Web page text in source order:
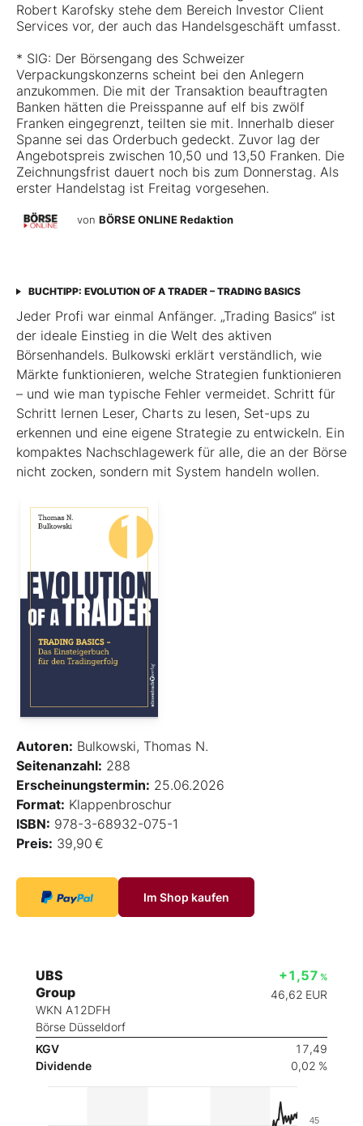
Robert Karofsky stehe dem Bereich Investor Client
Services vor, der auch das Handelsgeschäft umfasst.
* SIG: Der Börsengang des Schweizer
Verpackungskonzerns scheint bei den Anlegern
anzukommen. Die mit der Transaktion beauftragten
Banken hätten die Preisspanne auf elf bis zwölf
Franken eingegrenzt, teilten sie mit. Innerhalb dieser
Spanne sei das Orderbuch gedeckt. Zuvor lag der
Angebotspreis zwischen 10,50 und 13,50 Franken. Die
Zeichnungsfrist dauert noch bis zum Donnerstag. Als
erster Handelstag ist Freitag vorgesehen.
von BÖRSE ONLINE Redaktion
BUCHTIPP: EVOLUTION OF A TRADER – TRADING BASICS
Jeder Profi war einmal Anfänger. „Trading Basics“ ist
der ideale Einstieg in die Welt des aktiven
Börsenhandels. Bulkowski erklärt verständlich, wie
Märkte funktionieren, welche Strategien funktionieren
– und wie man typische Fehler vermeidet. Schritt für
Schritt lernen Leser, Charts zu lesen, Set-ups zu
erkennen und eine eigene Strategie zu entwickeln. Ein
kompaktes Nachschlagewerk für alle, die an der Börse
nicht zocken, sondern mit System handeln wollen.
Autoren: Bulkowski, Thomas N.
Seitenanzahl: 288
Erscheinungstermin: 25.06.2026
Format: Klappenbroschur
ISBN: 978-3-68932-075-1
Preis: 39,90 €
Im Shop kaufen
UBS
Group
WKN A12DFH
Börse Düsseldorf
+1,57 %
46,62 EUR
KGV
17,49
Dividende
0,02 %
45